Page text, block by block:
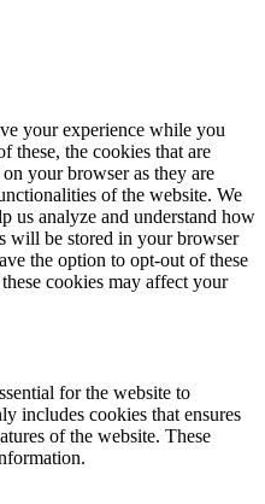
your experience while you
these, the cookies that are
your browser as they are
of the website. We
us analyze and understand how
will be stored in your browser
the option to opt-out of these
cookies may affect your
for the website to
includes cookies that ensures
of the website. These